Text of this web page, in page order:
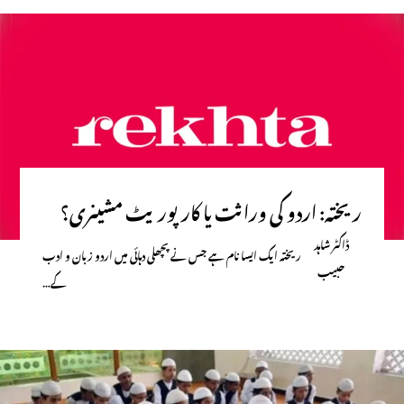
ریختہ: اردو کی وراثت یا کارپوریٹ مشینری؟
ڈاکٹر شاہد
حبیب
ریختہ ایک ایسا نام ہے جس نے پچھلی دہائی میں اردو زبان و ادب
کے…